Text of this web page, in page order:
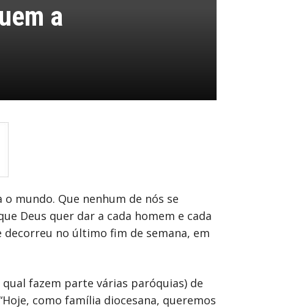
a
mundo. Que nenhum de nós se
Deus quer dar a cada homem e cada
decorreu no último fim de semana, em
fazem parte várias paróquias) de
como família diocesana, queremos